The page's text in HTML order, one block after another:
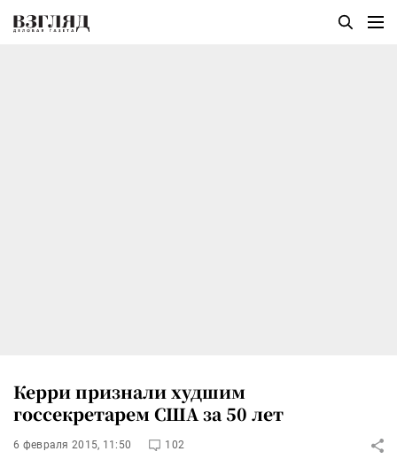
Керри признали худшим
госсекретарем США за 50 лет
6 февраля 2015, 11:50 102